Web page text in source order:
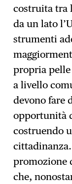
costruita tra
da un lato
strumenti
propria
a livello
devono fare
opportunità
costruendo
promozione
che,